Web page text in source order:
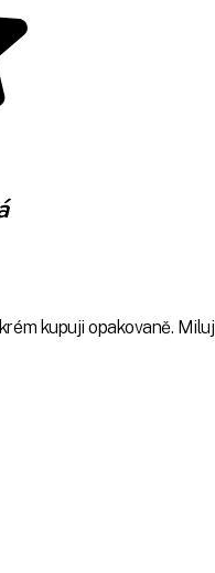
kupuji opakovaně.